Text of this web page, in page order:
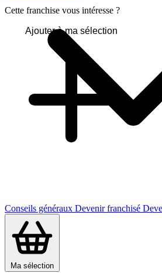
Conseils généraux Devenir franchisé
Ma sélection
Cette franchise vous intéresse ?
Ajouter à ma sélection